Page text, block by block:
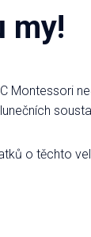
my!
o těchto